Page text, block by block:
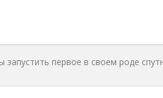
первое в своем роде